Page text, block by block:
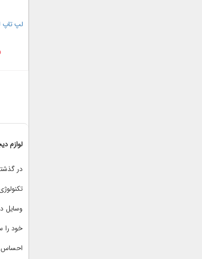
لوازم
در
وسایل
خود را
احساس